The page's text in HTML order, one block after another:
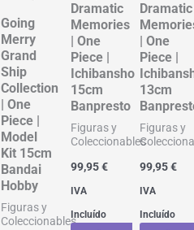
Going
Merry
Grand
Ship
Collection
| One
Piece |
Model
Kit 15cm
Bandai
Hobby
Figuras y
Coleccionables
Dramatic
Memories
| One
Piece |
Ichibansho
15cm
Banpresto
Figuras y
Coleccionables
99,95€
IVA
Incluído
Dramatic
| One
Piece |
13cm
Figuras y
99,95€
IVA
Incluído